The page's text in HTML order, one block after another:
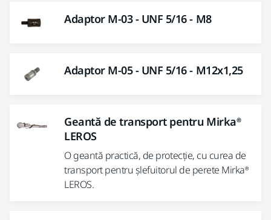
Adaptor M-03 - UNF 5/16 - M8
Adaptor M-05 - UNF 5/16 - M12x1,25
Geantă de transport pentru Mirka®
LEROS
O geantă practică, de protecție, cu curea de
transport pentru șlefuitorul de perete Mirka®
LEROS.